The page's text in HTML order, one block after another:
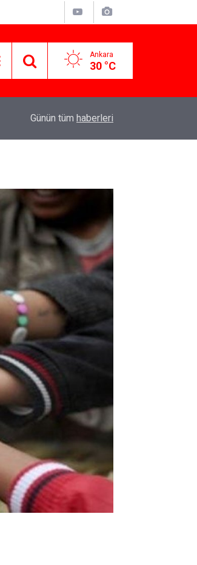
Ankara
30 °C
Yusuf Tekin açıkladı: YKS değişecek mi?
Günün tüm haberleri